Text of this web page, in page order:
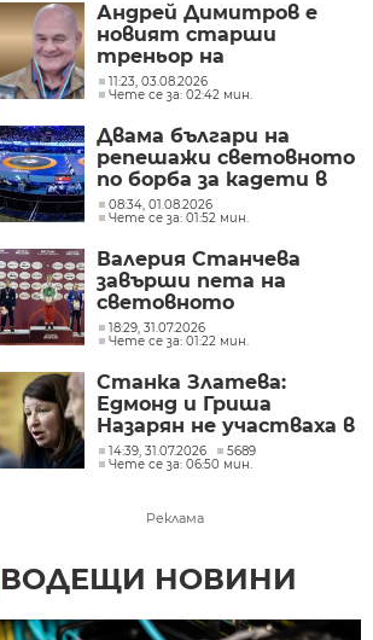
Андрей Димитров е
новият старши
треньор на
националния отбор по
борба в класическия
стил
11:23, 03.08.2026
Чете се за: 02:42 мин.
Двама българи на
репешажи световното
по борба за кадети в
Баку
08:34, 01.08.2026
Чете се за: 01:52 мин.
Валерия Станчева
завърши пета на
световното
първенство за кадетки
в Баку
18:29, 31.07.2026
Чете се за: 01:22 мин.
Станка Златева:
Едмонд и Гриша
Назарян не участваха в
подготвителните
лагери заради липса на
14:39, 31.07.2026
5689
Чете се за: 06:50 мин.
Реклама
ВОДЕЩИ НОВИНИ